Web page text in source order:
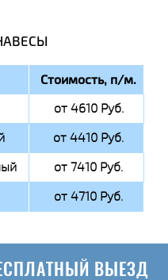
Стоимость, п/м.
от 4610 Руб.
от 4410 Руб.
от 7410 Руб.
от 4710 Руб.
ВЫЕЗД